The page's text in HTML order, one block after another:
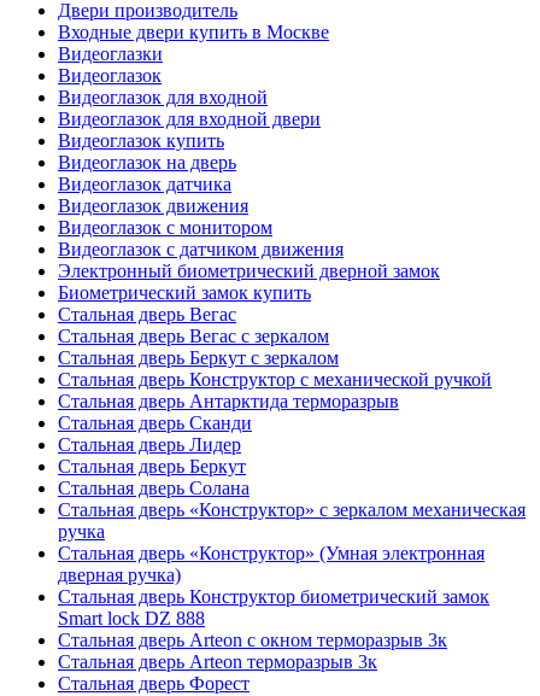
Двери производитель
Входные двери купить в Москве
Видеоглазки
Видеоглазок
Видеоглазок для входной
Видеоглазок для входной двери
Видеоглазок купить
Видеоглазок на дверь
Видеоглазок датчика
Видеоглазок движения
Видеоглазок с монитором
Видеоглазок с датчиком движения
Электронный биометрический дверной замок
Биометрический замок купить
Стальная дверь Вегас
Стальная дверь Вегас с зеркалом
Стальная дверь Беркут с зеркалом
Стальная дверь Конструктор с механической ручкой
Стальная дверь Антарктида терморазрыв
Стальная дверь Сканди
Стальная дверь Лидер
Стальная дверь Беркут
Стальная дверь Солана
Стальная дверь «Конструктор» с зеркалом механическая
ручка
Стальная дверь «Конструктор» (Умная электронная
дверная ручка)
Стальная дверь Конструктор биометрический замок
Smart lock DZ 888
Стальная дверь Arteon с окном терморазрыв 3к
Стальная дверь Arteon терморазрыв 3к
Стальная дверь Форест